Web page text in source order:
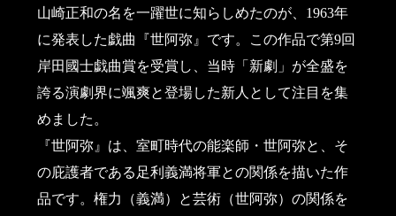
山崎正和の名を一躍世に知らしめたのが、1963年
に発表した戯曲『世阿弥』です。この作品で第9回
岸田國士戯曲賞を受賞し、当時「新劇」が全盛を
誇る演劇界に颯爽と登場した新人として注目を集
めました。
『世阿弥』は、室町時代の能楽師・世阿弥と、そ
の庇護者である足利義満将軍との関係を描いた作
品です。権力（義満）と芸術（世阿弥）の関係を